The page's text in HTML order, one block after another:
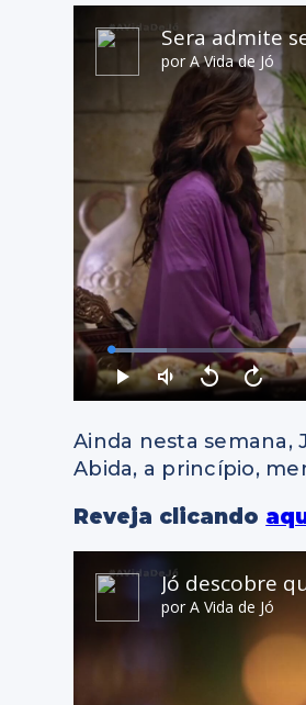
Ainda nesta semana,
Abida, a princípio,
Reveja clicando